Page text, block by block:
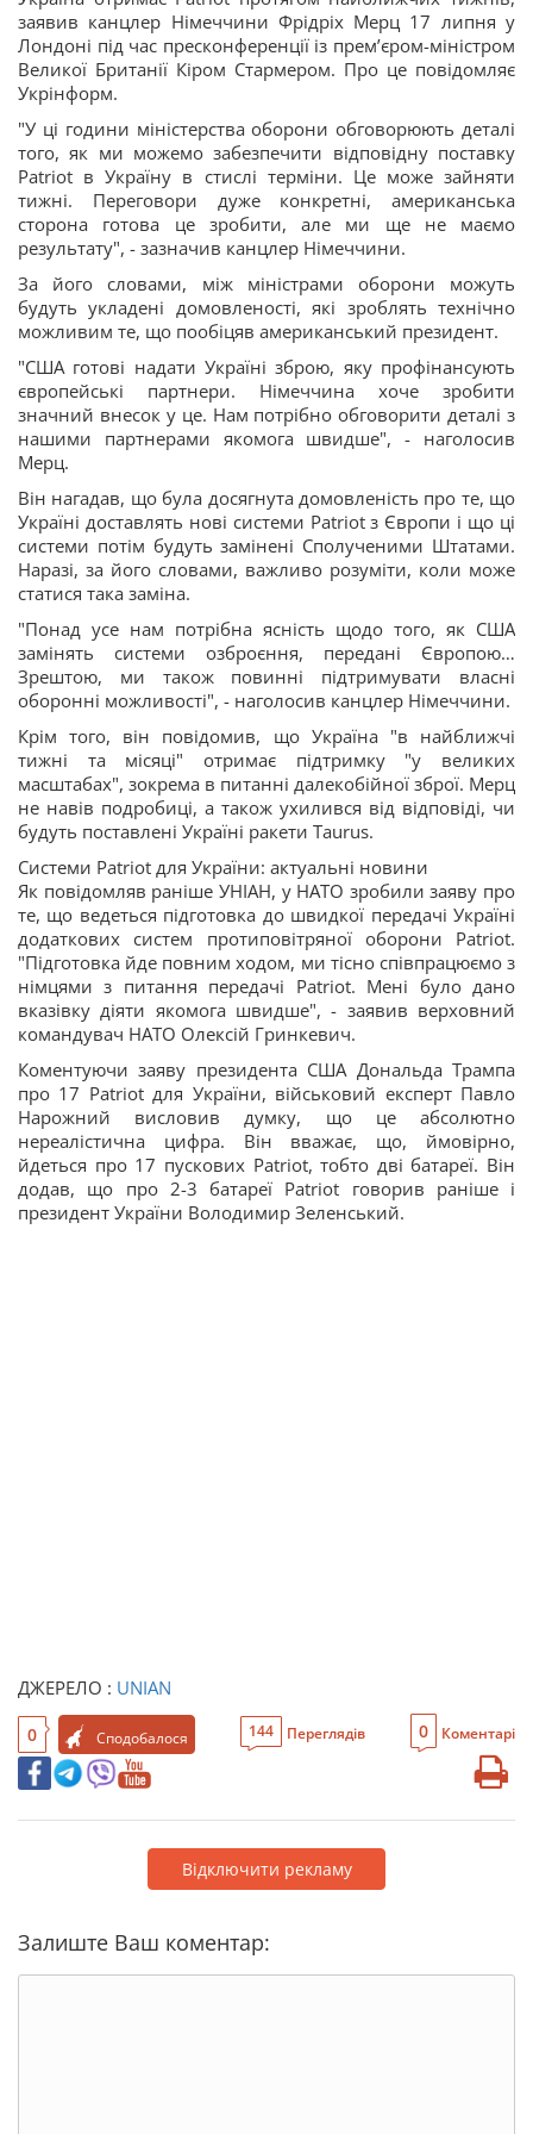
заявив канцлер Німеччини Фрідріх Мерц 17 липня у
Лондоні під час пресконференції із прем’єром-міністром
Великої Британії Кіром Стармером. Про це повідомляє
Укрінформ.
"У ці години міністерства оборони обговорюють деталі
того, як ми можемо забезпечити відповідну поставку
Patriot в Україну в стислі терміни. Це може зайняти
тижні. Переговори дуже конкретні, американська
сторона готова це зробити, але ми ще не маємо
результату", - зазначив канцлер Німеччини.
За його словами, між міністрами оборони можуть
будуть укладені домовленості, які зроблять технічно
можливим те, що пообіцяв американський президент.
"США готові надати Україні зброю, яку профінансують
європейські партнери. Німеччина хоче зробити
значний внесок у це. Нам потрібно обговорити деталі з
нашими партнерами якомога швидше", - наголосив
Мерц.
Він нагадав, що була досягнута домовленість про те, що
Україні доставлять нові системи Patriot з Європи і що ці
системи потім будуть замінені Сполученими Штатами.
Наразі, за його словами, важливо розуміти, коли може
статися така заміна.
"Понад усе нам потрібна ясність щодо того, як США
замінять системи озброєння, передані Європою…
Зрештою, ми також повинні підтримувати власні
оборонні можливості", - наголосив канцлер Німеччини.
Крім того, він повідомив, що Україна "в найближчі
тижні та місяці" отримає підтримку "у великих
масштабах", зокрема в питанні далекобійної зброї. Мерц
не навів подробиці, а також ухилився від відповіді, чи
будуть поставлені Україні ракети Taurus.
Системи Patriot для України: актуальні новини
Як повідомляв раніше УНІАН, у НАТО зробили заяву про
те, що ведеться підготовка до швидкої передачі Україні
додаткових систем протиповітряної оборони Patriot.
"Підготовка йде повним ходом, ми тісно співпрацюємо з
німцями з питання передачі Patriot. Мені було дано
вказівку діяти якомога швидше", - заявив верховний
командувач НАТО Олексій Гринкевич.
Коментуючи заяву президента США Дональда Трампа
про 17 Patriot для України, військовий експерт Павло
Нарожний висловив думку, що це абсолютно
нереалістична цифра. Він вважає, що, ймовірно,
йдеться про 17 пускових Patriot, тобто дві батареї. Він
додав, що про 2-3 батареї Patriot говорив раніше і
президент України Володимир Зеленський.
ДЖЕРЕЛО : UNIAN
0 Сподобалося 144 Переглядів 0 Коментарі
Відключити рекламу
Залиште Ваш коментар: